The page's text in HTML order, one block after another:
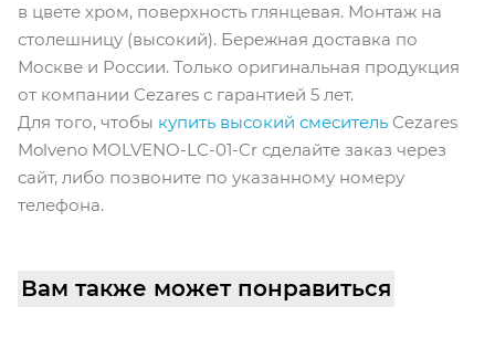
в цвете хром, поверхность глянцевая. Монтаж на
столешницу (высокий). Бережная доставка по
Москве и России. Только оригинальная продукция
от компании Cezares с гарантией 5 лет.
Для того, чтобы купить высокий смеситель Cezares
Molveno MOLVENO-LC-01-Cr сделайте заказ через
сайт, либо позвоните по указанному номеру
телефона.
Вам также может понравиться